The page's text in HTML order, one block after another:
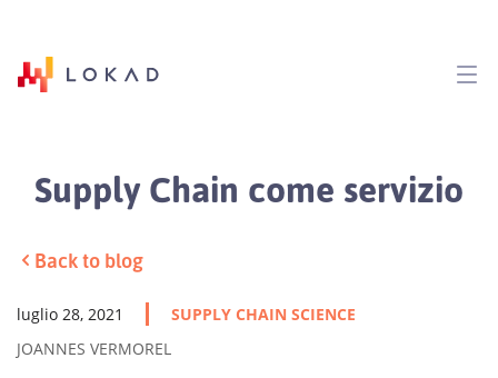
Supply Chain come servizio
Back to blog
luglio 28, 2021
SUPPLY CHAIN SCIENCE
JOANNES VERMOREL